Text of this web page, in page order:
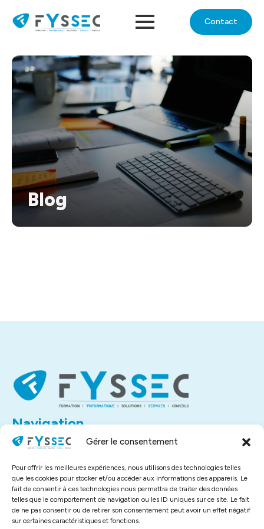
Gérer le consentement
Pour offrir les meilleures expériences, nous utilisons des technologies telles
que les cookies pour stocker et/ou accéder aux informations des appareils. Le
fait de consentir à ces technologies nous permettra de traiter des données
telles que le comportement de navigation ou les ID uniques sur ce site. Le fait
de ne pas consentir ou de retirer son consentement peut avoir un effet négatif
sur certaines caractéristiques et fonctions.
Contact
Blog
Navigation
Accueil
À propos
Contact
Liens utiles
Mentions légales
Politique de confidentialité
Plan de site